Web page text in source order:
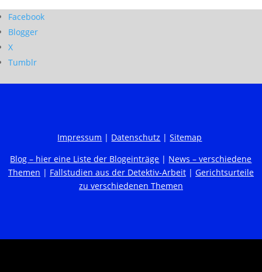
Facebook
Blogger
X
Tumblr
Impressum | Datenschutz |Sitemap
Blog – hier eine Liste der Blogeinträge | News – verschiedene
Themen | Fallstudien aus der Detektiv-Arbeit| Gerichtsurteile
zu verschiedenen Themen